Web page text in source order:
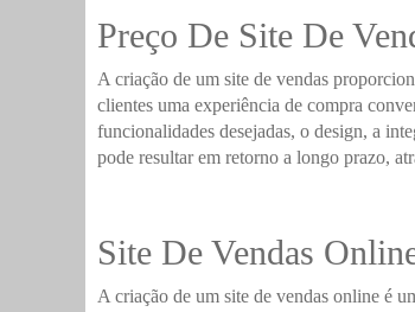
Preço De Site De
A criação de um site de vendas
clientes uma experiência de compra
funcionalidades desejadas, o design, a
pode resultar em retorno a longo prazo,
Site De Vendas
A criação de um site de vendas online é